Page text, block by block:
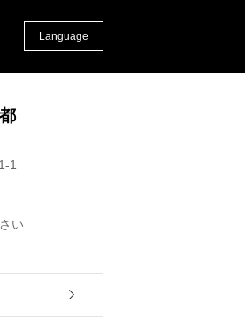
Language
1
い